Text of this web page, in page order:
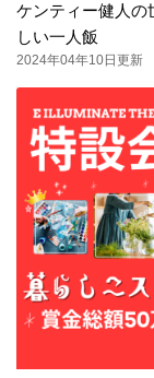
ケンティー健人の
しい一人飯
2024年04年10日更新